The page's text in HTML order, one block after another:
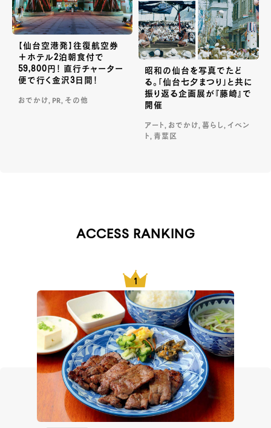
【仙台空港発】往復航空券
＋ホテル2泊朝食付で
59,800円！ 直行チャーター
便で行く金沢3日間！
おでかけ, PR, その他
昭和の仙台を写真でたど
る。「仙台七夕まつり」と共に
振り返る企画展が『藤崎』で
開催
アート, おでかけ, 暮らし, イベン
ト, 青葉区
ACCESS RANKING